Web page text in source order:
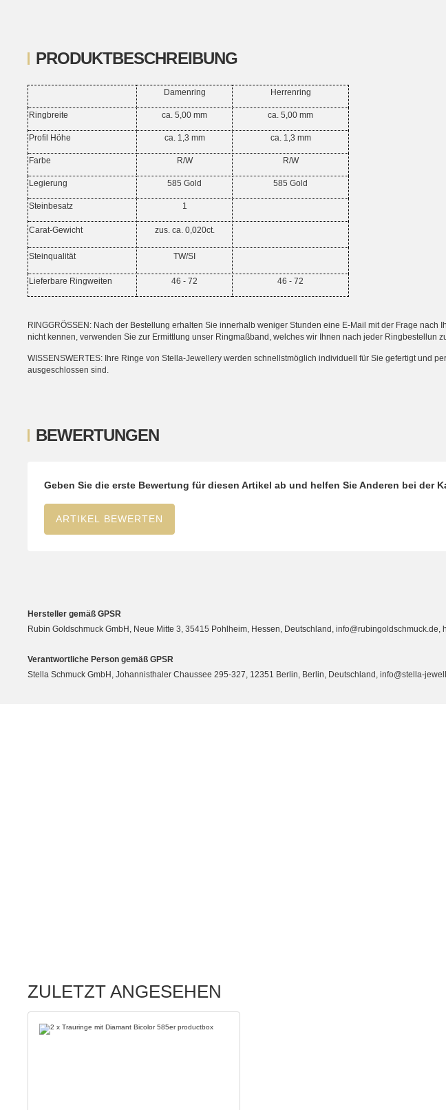
PRODUKTBESCHREIBUNG
Damenring Herrenring
Ringbreite ca. 5,00 mm ca. 5,00 mm
Profil Höhe ca. 1,3 mm ca. 1,3 mm
Farbe R/W R/W
Legierung 585 Gold 585 Gold
Steinbesatz 1
Carat-Gewicht zus. ca. 0,020ct.
Steinqualität TW/SI
Lieferbare Ringweiten 46 - 72 46 - 72
RINGGRÖSSEN: Nach der Bestellung erhalten Sie innerhalb weniger Stunden eine E-Mail mit der Frage
nicht kennen, verwenden Sie zur Ermittlung unser Ringmaßband, welches wir Ihnen nach jeder Ringbestellun
WISSENSWERTES: Ihre Ringe von Stella-Jewellery werden schnellstmöglich individuell für Sie gefertigt und
ausgeschlossen sind.
BEWERTUNGEN
Geben Sie die erste Bewertung für diesen Artikel ab und helfen Sie Anderen bei der
ARTIKEL BEWERTEN
Hersteller gemäß GPSR
Rubin Goldschmuck GmbH, Neue Mitte 3, 35415 Pohlheim, Hessen, Deutschland, info@rubingoldschmuck.de,
Verantwortliche Person gemäß GPSR
Stella Schmuck GmbH, Johannisthaler Chaussee 295-327, 12351 Berlin, Berlin, Deutschland, info@stella-
ZULETZT ANGESEHEN